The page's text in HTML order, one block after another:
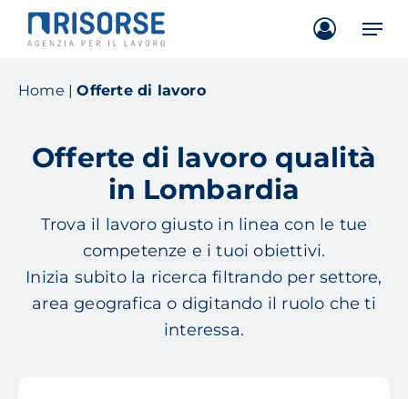
Skip
content
Home |Offerte di lavoro
Offerte di lavoro qualità
in Lombardia
Trova il lavoro giusto in linea con le tue
competenze e i tuoi obiettivi.
Inizia subito la ricerca filtrando per settore,
area geografica o digitando il ruolo che ti
interessa.